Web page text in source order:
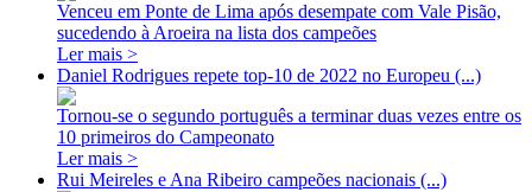
Venceu em Ponte de Lima após desempate com Vale Pisão,
sucedendo à Aroeira na lista dos campeões
Ler mais >
Daniel Rodrigues repete top-10 de 2022 no Europeu (...)
Tornou-se o segundo português a terminar duas vezes entre os
10 primeiros do Campeonato
Ler mais >
Rui Meireles e Ana Ribeiro campeões nacionais (...)